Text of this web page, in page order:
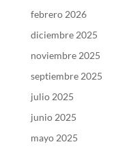
febrero 2026
diciembre 2025
noviembre 2025
septiembre 2025
julio 2025
junio 2025
mayo 2025